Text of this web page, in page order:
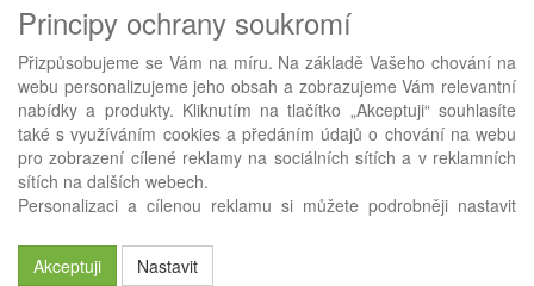
Fax: +420 483 034 590
E-mail:info@avistrade.cz
Web:www.avistrade.cz
Používáme ABRA eShop- nejlepší řešení e-commerce pro náš
Principy ochrany soukromí
Přizpůsobujeme se Vám na míru. Na základě Vašeho chování na
webu personalizujeme jeho obsah a zobrazujeme Vám relevantní
nabídky a produkty. Kliknutím na tlačítko „Akceptuji“ souhlasíte
také s využíváním cookies a předáním údajů o chování na webu
pro zobrazení cílené reklamy na sociálních sítích a v reklamních
sítích na dalších webech.
Personalizaci a cílenou reklamu si můžete podrobněji nastavit
Akceptuji
Nastavit